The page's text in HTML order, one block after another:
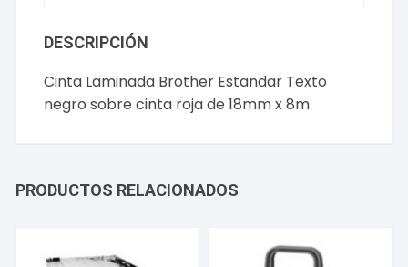
DESCRIPCIÓN
Cinta Laminada Brother Estandar Texto
negro sobre cinta roja de 18mm x 8m
PRODUCTOS RELACIONADOS